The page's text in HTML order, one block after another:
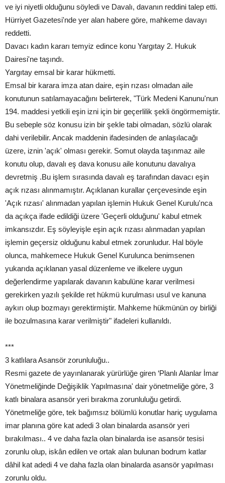
ve iyi niyetli olduğunu söyledi ve Davalı, davanın reddini talep etti.
Hürriyet Gazetesi'nde yer alan habere göre, mahkeme davayı
reddetti.
Davacı kadın kararı temyiz edince konu Yargıtay 2. Hukuk
Dairesi'ne taşındı.
Yargıtay emsal bir karar hükmetti.
Emsal bir karara imza atan daire, eşin rızası olmadan aile
konutunun satılamayacağını belirterek, "Türk Medeni Kanunu'nun
194. maddesi yetkili eşin izni için bir geçerlilik şekli öngörmemiştir.
Bu sebeple söz konusu izin bir şekle tabi olmadan, sözlü olarak
dahi verilebilir. Ancak maddenin ifadesinden de anlaşılacağı
üzere, iznin 'açık' olması gerekir. Somut olayda taşınmaz aile
konutu olup, davalı eş dava konusu aile konutunu davalıya
devretmiş .Bu işlem sırasında davalı eş tarafından davacı eşin
açık rızası alınmamıştır. Açıklanan kurallar çerçevesinde eşin
'Açık rızası' alınmadan yapılan işlemin Hukuk Genel Kurulu'nca
da açıkça ifade edildiği üzere 'Geçerli olduğunu' kabul etmek
imkansızdır. Eş söyleyişle eşin açık rızası alınmadan yapılan
işlemin geçersiz olduğunu kabul etmek zorunludur. Hal böyle
olunca, mahkemece Hukuk Genel Kurulunca benimsenen
yukarıda açıklanan yasal düzenleme ve ilkelere uygun
değerlendirme yapılarak davanın kabulüne karar verilmesi
gerekirken yazılı şekilde ret hükmü kurulması usul ve kanuna
aykırı olup bozmayı gerektirmiştir. Mahkeme hükmünün oy birliği
ile bozulmasına karar verilmiştir" ifadeleri kullanıldı.
***
3 katlılara Asansör zorunluluğu..
Resmi gazete de yayınlanarak yürürlüğe giren ‘Planlı Alanlar İmar
Yönetmeliğinde Değişiklik Yapılmasına' dair yönetmeliğe göre, 3
katlı binalara asansör yeri bırakma zorunluluğu getirdi.
Yönetmeliğe göre, tek bağımsız bölümlü konutlar hariç uygulama
imar planına göre kat adedi 3 olan binalarda asansör yeri
bırakılması.. 4 ve daha fazla olan binalarda ise asansör tesisi
zorunlu olup, iskân edilen ve ortak alan bulunan bodrum katlar
dâhil kat adedi 4 ve daha fazla olan binalarda asansör yapılması
zorunlu oldu.